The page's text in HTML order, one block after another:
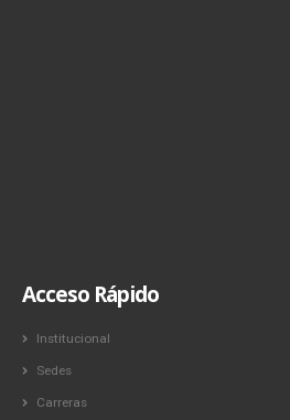
Acceso Rápido
Institucional
Sedes
Carreras